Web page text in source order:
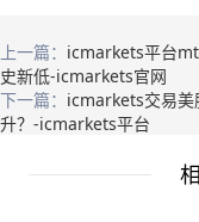
上一篇： icmarkets平台
史新低-icmarkets官网
下一篇： icmarkets交易美
升？-icmarkets平台